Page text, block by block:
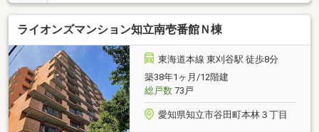
た、利便性と快適性を両立したマンションです。
ライオンズマンション知立南壱番館Ｎ棟
東海道本線 東刈谷駅 徒歩8分
築38年1ヶ月/12階建
総戸数73戸
愛知県知立市谷田町本林３丁目